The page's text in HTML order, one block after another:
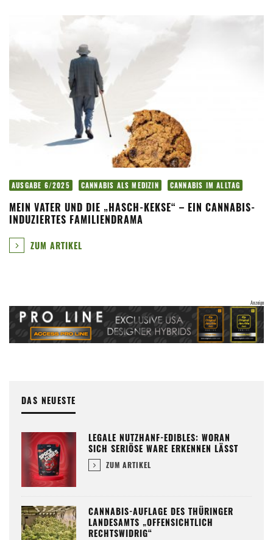
AUSGABE 6/2025 CANNABIS ALS MEDIZIN CANNABIS IM ALLTAG
MEIN VATER UND DIE „HASCH-KEKSE“ – EIN CANNABIS-
INDUZIERTES FAMILIENDRAMA
ZUM ARTIKEL
DAS NEUESTE
LEGALE NUTZHANF-EDIBLES: WORAN
SICH SERIÖSE WARE ERKENNEN LÄSST
ZUM ARTIKEL
CANNABIS-AUFLAGE DES THÜRINGER
LANDESAMTS „OFFENSICHTLICH
RECHTSWIDRIG“